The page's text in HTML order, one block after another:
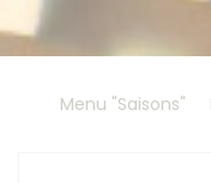
Menu "Saisons"